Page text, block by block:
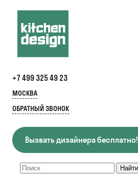
+7 499 325 49 23
МОСКВА
ОБРАТНЫЙ ЗВОНОК
Вызвать дизайнера бесплатно!